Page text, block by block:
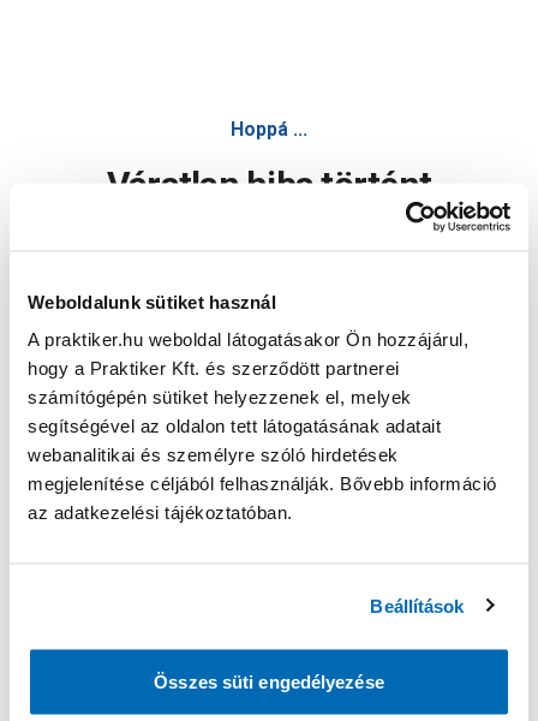
Weboldalunk sütiket használ
A praktiker.hu weboldal látogatásakor Ön hozzájárul,
hogy a Praktiker Kft. és szerződött partnerei
számítógépén sütiket helyezzenek el, melyek
segítségével az oldalon tett látogatásának adatait
webanalitikai és személyre szóló hirdetések
megjelenítése céljából felhasználják. Bővebb információ
az adatkezelési tájékoztatóban.
Beállítások
Összes süti engedélyezése
Hoppá ...
Váratlan hiba történt
Oldal újratöltése